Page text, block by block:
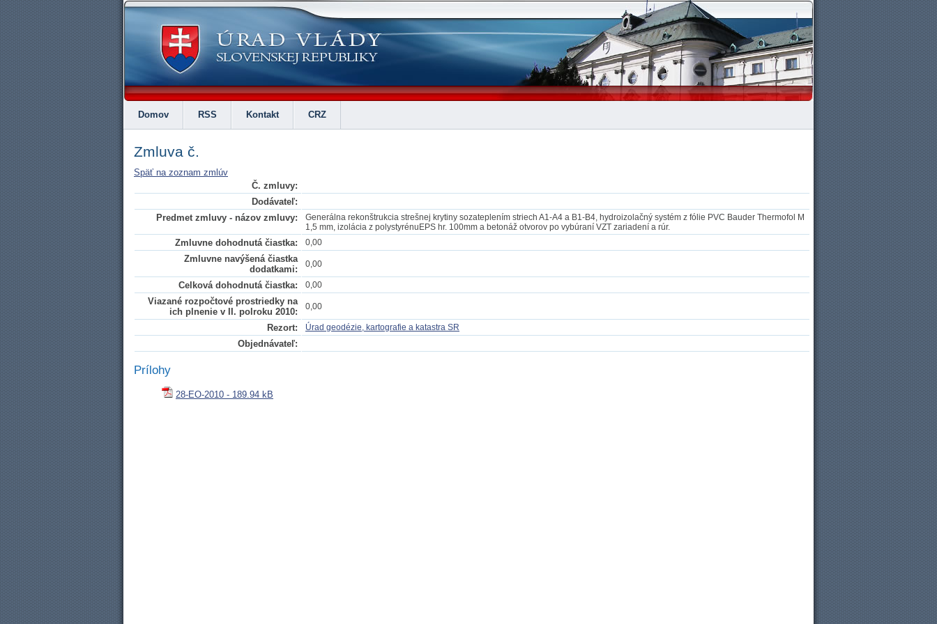
Domov RSS Kontakt CRZ
Zmluva č.
Späť na zoznam zmlúv
Č. zmluvy:
Dodávateľ:
Predmet zmluvy - názov zmluvy:
Generálna rekonštrukcia strešnej krytiny sozateplením striech A1-A4 a B1-B4, hydroizolačný systém z fólie PVC Bauder Thermofol M
1,5 mm, izolácia z polystyrénuEPS hr. 100mm a betonáž otvorov po vybúraní VZT zariadení a rúr.
Zmluvne dohodnutá čiastka: 0,00
Zmluvne navýšená čiastka
dodatkami:
0,00
Celková dohodnutá čiastka: 0,00
Viazané rozpočtové prostriedky na
ich plnenie v II. polroku 2010:
0,00
Rezort: Úrad geodézie, kartografie a katastra SR
Objednávateľ:
Prílohy
28-EO-2010 - 189.94 kB